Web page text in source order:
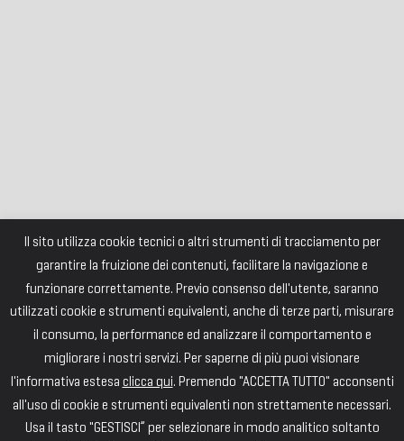
Il sito utilizza cookie tecnici o altri strumenti di tracciamento per
garantire la fruizione dei contenuti, facilitare la navigazione e
funzionare correttamente. Previo consenso dell'utente, saranno
utilizzati cookie e strumenti equivalenti, anche di terze parti, misurare
il consumo, la performance ed analizzare il comportamento e
migliorare i nostri servizi. Per saperne di più puoi visionare
l'informativa estesa clicca qui. Premendo "ACCETTA TUTTO" acconsenti
all'uso di cookie e strumenti equivalenti non strettamente necessari.
Usa il tasto "GESTISCI” per selezionare in modo analitico soltanto